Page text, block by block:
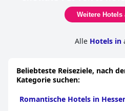
Weitere Hotels
Alle Hotels in
Beliebteste Reiseziele, nach
Kategorie suchen:
Romantische Hotels in